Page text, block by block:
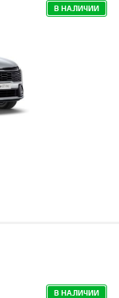
В НАЛИЧИИ
В НАЛИЧИИ